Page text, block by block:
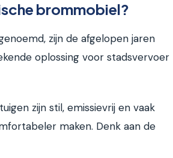
brommobiel?
zijn de afgelopen jaren
oplossing voor stadsvervoer
zijn stil, emissievrij en vaak
maken. Denk aan de